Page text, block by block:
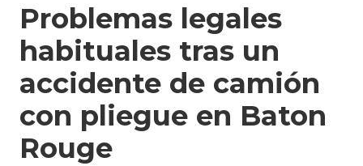
Problemas legales
habituales tras un
accidente de camión
con pliegue en Baton
Rouge